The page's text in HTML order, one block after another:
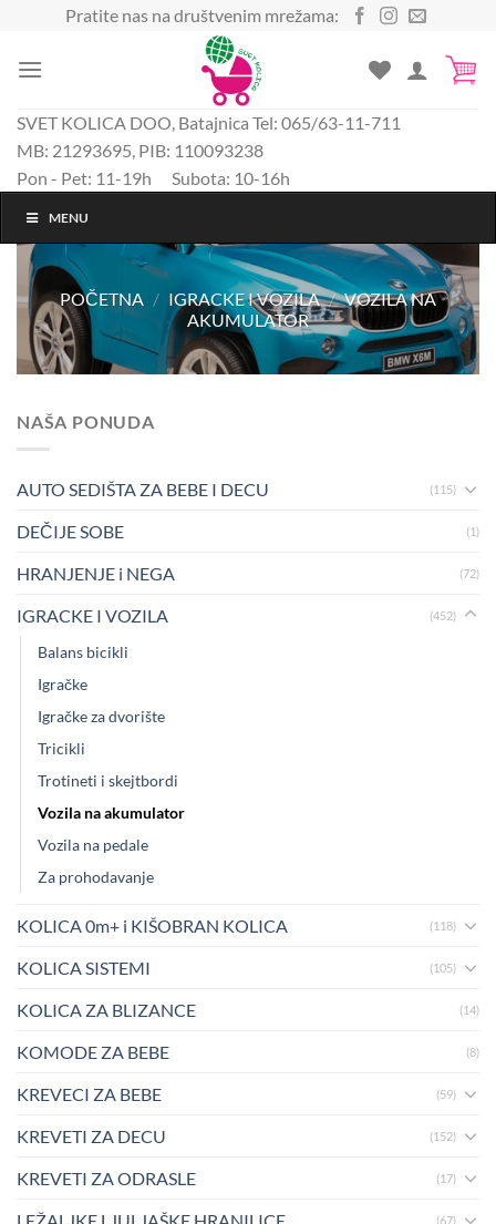
sadržaj
Pratite nas na društvenim mrežama:
SVET KOLICA DOO, Batajnica Tel: 065/63-11-711
MB: 21293695, PIB: 110093238
Pon - Pet: 11-19h Subota: 10-16h
MENU
POČETNA / IGRACKE I VOZILA / VOZILA NA
AKUMULATOR
NAŠA PONUDA
AUTO SEDIŠTA ZA BEBE I DECU (115)
DEČIJE SOBE (1)
HRANJENJE i NEGA (72)
IGRACKE I VOZILA (452)
Balans bicikli
Igračke
Igračke za dvorište
Tricikli
Trotineti i skejtbordi
Vozila na akumulator
Vozila na pedale
Za prohodavanje
KOLICA 0m+ i KIŠOBRAN KOLICA (118)
KOLICA SISTEMI (105)
KOLICA ZA BLIZANCE (14)
KOMODE ZA BEBE (8)
KREVECI ZA BEBE (59)
KREVETI ZA DECU (152)
KREVETI ZA ODRASLE (17)
LEŽALJKE LJULJAŠKE HRANILICE (67)